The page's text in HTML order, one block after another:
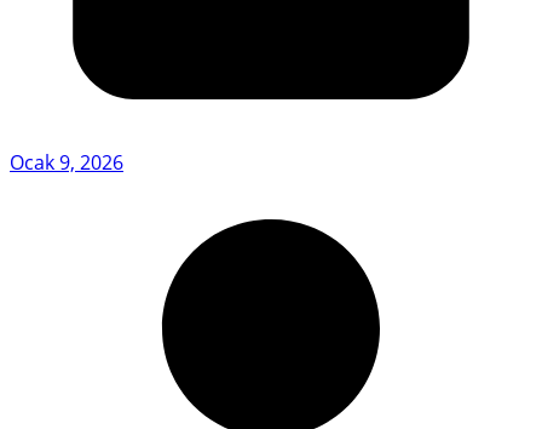
Ocak 9, 2026